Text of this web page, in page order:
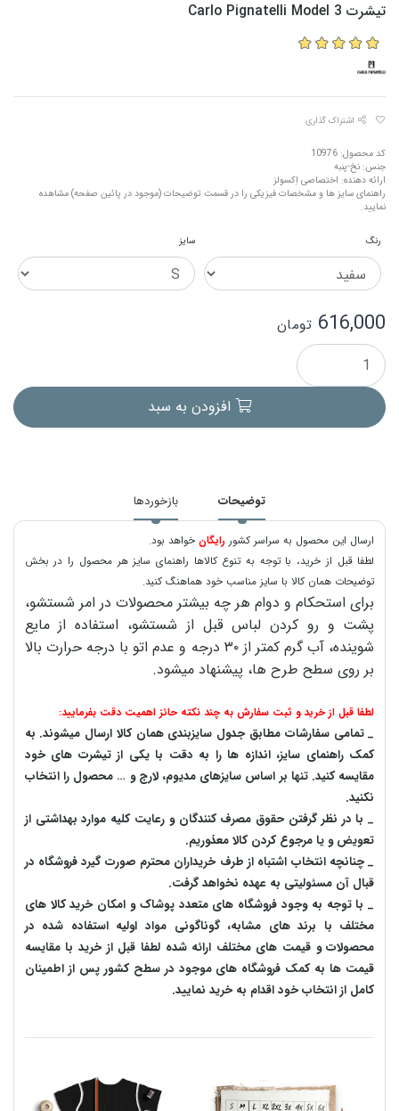
تیشرت Carlo Pignatelli Model 3
اشتراک گذاری
کد محصول: 10976
جنس: نخ-پنبه
ارائه دهنده: اختصاصی اِکسولز
راهنمای سایز ها و مشخصات فیزیکی را در قسمت توضیحات (موجود در پائین صفحه) مشاهده
نمایید.
رنگ سایز
616,000 تومان
افزودن به سبد
توضیحات بازخوردها
ارسال این محصول به سراسر کشور رایگانخواهد بود.
لطفا قبل از خرید، با توجه به تنوع کالاها راهنمای سایز هر محصول را در بخش
توضیحات همان کالا با سایز مناسب خود هماهنگ کنید.
برای استحکام و دوام هر چه بیشتر محصولات در امر شستشو،
پشت و رو کردن لباس قبل از شستشو، استفاده از مایع
شوینده، آب گرم کمتر از ۳۰ درجه و عدم اتو با درجه حرارت بالا
بر روی سطح طرح ها، پیشنهاد میشود.
لطفا قبل از خرید و ثبت سفارش به چند نکته حائز اهمیت دقت بفرمایید:
_ تمامی سفارشات مطابق جدول سایزبندی همان کالا ارسال میشوند. به
کمک راهنمای سایز، اندازه ها را به دقت با یکی از تیشرت های خود
مقایسه کنید. تنها بر اساس سایزهای مدیوم، لارج و … محصول را انتخاب
نکنید.
_ با در نظر گرفتن حقوق مصرف کنندگان و رعایت کلیه موارد بهداشتی از
تعویض و یا مرجوع کردن کالا معذوریم.
_ چنانچه انتخاب اشتباه از طرف خریداران محترم صورت گیرد فروشگاه در
قبال آن مسئولیتی به عهده نخواهد گرفت.
_ با توجه به‌ وجود فروشگاه های متعدد‌ پوشاک و امکان خرید کالا های
مختلف با برند های مشابه، گوناگونی مواد اولیه استفاده شده در
محصولات و قیمت های مختلف ارائه شده لطفا قبل از خرید با مقایسه
قیمت ها به کمک فروشگاه های موجود در سطح کشور پس از اطمینان
کامل از انتخاب خود اقدام به خرید نمایید.